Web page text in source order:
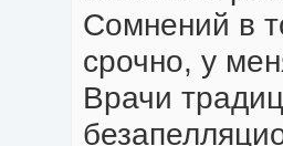
Сомнений в
срочно, у
Врачи